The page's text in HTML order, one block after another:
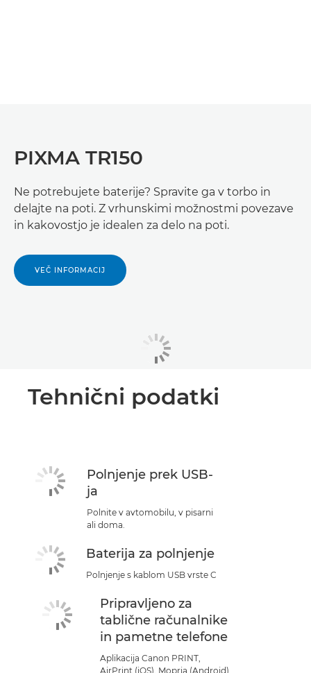
PIXMA TR150
Ne potrebujete baterije? Spravite ga v torbo in
delajte na poti. Z vrhunskimi možnostmi povezave
in kakovostjo je idealen za delo na poti.
VEČ INFORMACIJ
Tehnični podatki
Polnjenje prek USB-
ja
Polnite v avtomobilu, v pisarni
ali doma.
Baterija za polnjenje
Polnjenje s kablom USB vrste C
Pripravljeno za
tablične računalnike
in pametne telefone
Aplikacija Canon PRINT,
AirPrint (iOS), Mopria (Android)